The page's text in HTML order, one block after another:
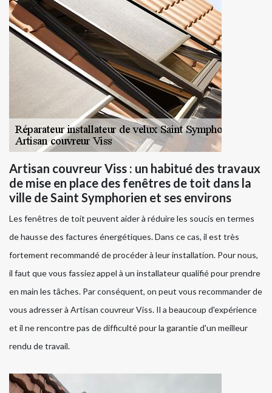
Artisan couvreur Viss : un habitué des travaux
de mise en place des fenêtres de toit dans la
ville de Saint Symphorien et ses environs
Les fenêtres de toit peuvent aider à réduire les soucis en termes
de hausse des factures énergétiques. Dans ce cas, il est très
fortement recommandé de procéder à leur installation. Pour nous,
il faut que vous fassiez appel à un installateur qualifié pour prendre
en main les tâches. Par conséquent, on peut vous recommander de
vous adresser à Artisan couvreur Viss. Il a beaucoup d'expérience
et il ne rencontre pas de difficulté pour la garantie d'un meilleur
rendu de travail.